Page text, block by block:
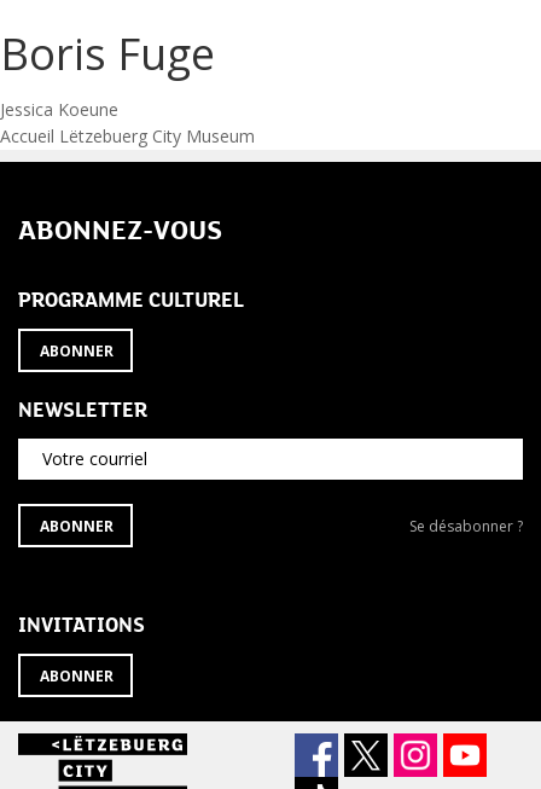
Boris Fuge
Navigation
de
l’article
Jessica Koeune
Accueil Lëtzebuerg City Museum
ABONNEZ-VOUS
PROGRAMME CULTUREL
ABONNER
NEWSLETTER
Votre courriel
S'ABONNER
À
ABONNER
Se
Se désabonner ?
INVITATIONS
ABONNER